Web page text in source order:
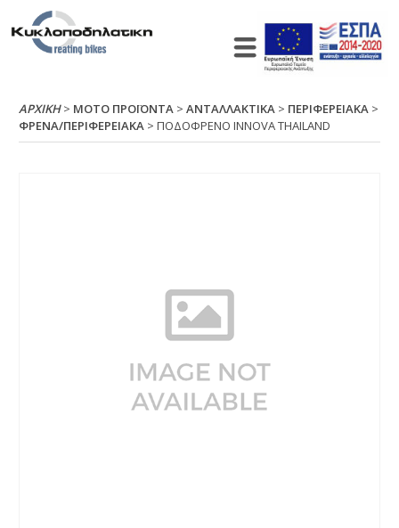
ΑΡΧΙΚΉ> ΜΟΤΟ ΠΡΟΪΟΝΤΑ >ΑΝΤΑΛΛΑΚΤΙΚΑ > ΠΕΡΙΦΕΡΕΙΑΚΑ >
ΦΡΕΝΑ/ΠΕΡΙΦΕΡΕΙΑΚΑ > ΠΟΔΟΦΡΕΝΟ ΙΝΝΟVΑ ΤΗΑΙLΑΝD